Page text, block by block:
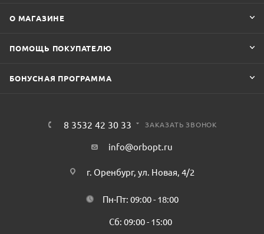
О МАГАЗИНЕ
ПОМОЩЬ ПОКУПАТЕЛЮ
БОНУСНАЯ ПРОГРАММА
8 3532 42 30 33 ЗАКАЗАТЬ ЗВОНОК
info@orbopt.ru
г. Оренбург, ул. Новая, 4/2
Пн-Пт: 09:00 - 18:00
Сб: 09:00 - 15:00